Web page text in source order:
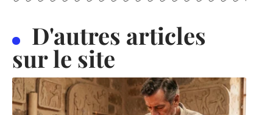
D'autres articles
sur le site